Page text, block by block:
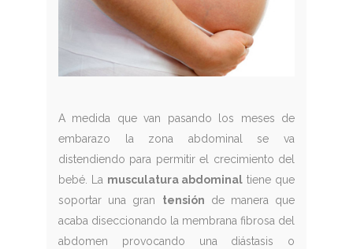
A medida que van pasando los meses de
embarazo la zona abdominal se va
distendiendo para permitir el crecimiento del
bebé. La musculatura abdominal tiene que
soportar una gran tensión de manera que
acaba diseccionando la membrana fibrosa del
abdomen provocando una diástasis o